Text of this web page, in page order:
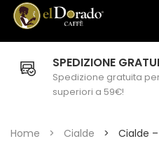
SPEDIZIONE
Spedizione gratuita
superiori a 59€!
Home > Cialde > Cialde